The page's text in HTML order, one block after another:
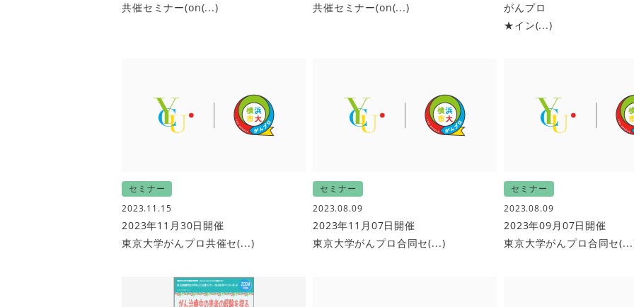
共催セミナー(on(...)
共催セミナー(on(...)
がんプロ
★イン(...)
セミナー
2023.11.15
2023年11月30日開催
東京大学がんプロ共催セ(...)
セミナー
2023.08.09
2023年11月07日開催
東京大学がんプロ合同セ(...)
セミナー
2023.08.09
2023年09月07日開催
東京大学がんプロ合同セ